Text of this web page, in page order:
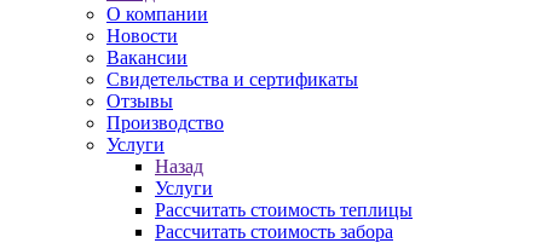
О компании
Новости
Вакансии
Свидетельства и сертификаты
Отзывы
Производство
Услуги
Назад
Услуги
Рассчитать стоимость теплицы
Рассчитать стоимость забора